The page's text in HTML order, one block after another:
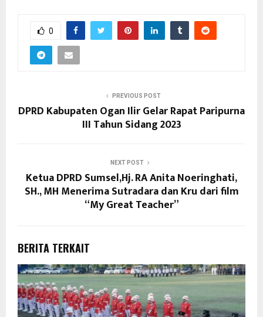
0
PREVIOUS POST
DPRD Kabupaten Ogan Ilir Gelar Rapat Paripurna
III Tahun Sidang 2023
NEXT POST
Ketua DPRD Sumsel,Hj. RA Anita Noeringhati,
SH., MH Menerima Sutradara dan Kru dari film
“My Great Teacher”
BERITA TERKAIT